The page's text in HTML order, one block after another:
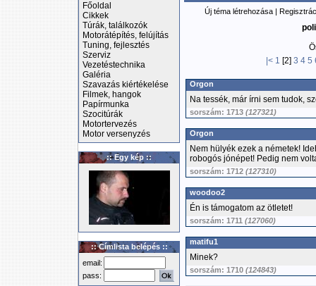
Főoldal
Cikkek
Túrák, találkozók
Motorátépítés, felújítás
Tuning, fejlesztés
Szerviz
Vezetéstechnika
Galéria
Szavazás kiértékelése
Filmek, hangok
Papírmunka
Szocitúrák
Motortervezés
Motor versenyzés
:: Egy kép ::
:: Címlista belépés ::
email:
pass:
Új téma létrehozása |
|< 1 [2] 3 4 5
Orgon
Na tessék, már írni sem tudok,
sorszám: 1713 (127321)
Orgon
Nem hülyék ezek a németek!
robogós jónépet! Pedig nem
sorszám: 1712 (127310)
woodoo2
Én is támogatom az ötletet!
sorszám: 1711 (127060)
matifu1
Minek?
sorszám: 1710 (124843)